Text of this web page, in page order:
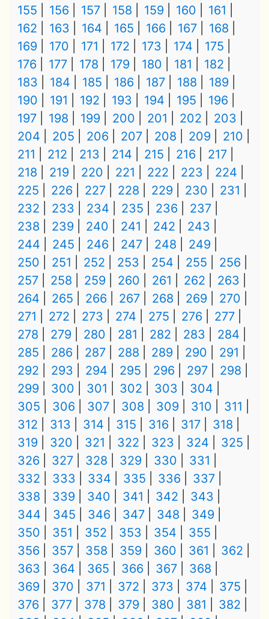
155
156 157 158 159 160
161
162
163 164 165 166 167
168
169
170 171 172 173 174
175
176
177 178 179 180 181
182
183
184 185 186 187 188
189
190
191 192 193 194 195
196
197
198 199 200 201 202
203
204
205 206 207 208 209
210
211
212 213 214 215 216
217
218
219 220 221 222 223
224
225
226 227 228 229 230
231
232
233 234 235 236
237
238
239 240 241 242
243
244
245 246 247 248
249
250
251 252 253 254 255
256
257
258 259 260 261 262
263
264
265 266 267 268 269
270
271
272 273 274 275 276
277
278
279 280 281 282 283
284
285
286 287 288 289 290
291
292
293 294 295 296 297
298
299
300 301 302 303
304
305
306 307 308 309 310
311
312
313 314 315 316 317
318
319
320 321 322 323 324
325
326
327 328 329 330
331
332
333 334 335 336
337
338
339 340 341 342
343
344
345 346 347 348
349
350
351 352 353 354
355
356
357 358 359 360 361
362
363
364 365 366 367
368
369
370 371 372 373 374
375
376
377 378 379 380 381
382